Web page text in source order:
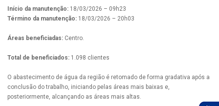
Início da manutenção: 18/03/2026 – 09h23
Término da manutenção: 18/03/2026 – 20h03
Áreas beneficiadas: Centro.
Total de beneficiados: 1.098 clientes
O abastecimento de água da região é retomado de forma gradativa após a
conclusão do trabalho, iniciando pelas áreas mais baixas e,
posteriormente, alcançando as áreas mais altas.